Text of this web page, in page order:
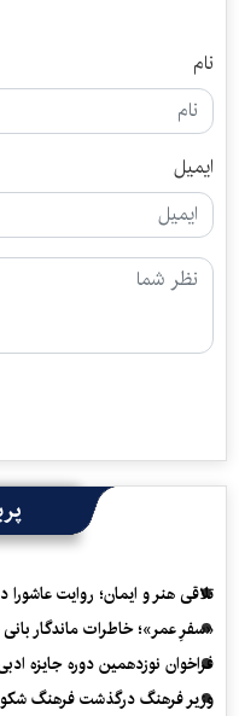
نام
ایمیل
تلاقی هنر و ایمان؛ روایت
«سفرِ عمر»؛ خاطرات ماندگار
فراخوان نوزدهمین دوره جایزه
وزیر فرهنگ درگذشت فرهنگ